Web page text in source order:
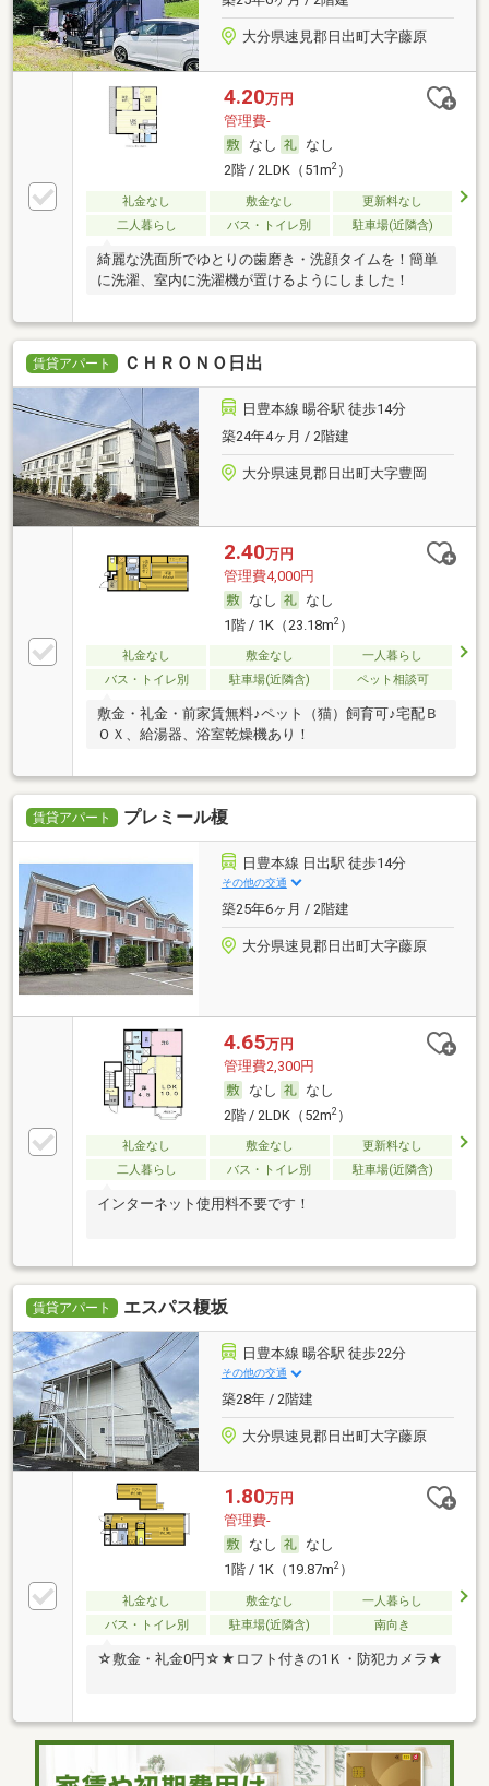
大分県速見郡日出町大字藤原
4.20万円
管理費-
なし
なし
2階 / 2LDK（51m2）
礼金なし 敷金なし
更新料なし
二人暮らし
バス・トイレ別 駐車場(近隣含)
綺麗な洗面所でゆとりの歯磨き・洗顔タイムを！簡単
に洗濯、室内に洗濯機が置けるようにしました！
賃貸アパート ＣＨＲＯＮＯ日出
日豊本線 暘谷駅 徒歩14分
築24年4ヶ月 / 2階建
大分県速見郡日出町大字豊岡
2.40万円
管理費4,000円
なし
なし
1階 / 1K（23.18m2）
礼金なし 敷金なし
一人暮らし
バス・トイレ別
駐車場(近隣含) ペット相談可
敷金・礼金・前家賃無料♪ペット（猫）飼育可♪宅配Ｂ
ＯＸ、給湯器、浴室乾燥機あり！
賃貸アパート プレミール榎
日豊本線 日出駅 徒歩14分
その他の交通
築25年6ヶ月 / 2階建
大分県速見郡日出町大字藤原
4.65万円
管理費2,300円
なし
なし
2階 / 2LDK（52m2）
礼金なし 敷金なし
更新料なし
二人暮らし
バス・トイレ別 駐車場(近隣含)
インターネット使用料不要です！
賃貸アパート エスパス榎坂
日豊本線 暘谷駅 徒歩22分
その他の交通
築28年 / 2階建
大分県速見郡日出町大字藤原
1.80万円
管理費-
なし
なし
1階 / 1K（19.87m2）
礼金なし 敷金なし
一人暮らし
バス・トイレ別
駐車場(近隣含) 南向き
☆敷金・礼金0円☆★ロフト付きの1Ｋ・防犯カメラ★